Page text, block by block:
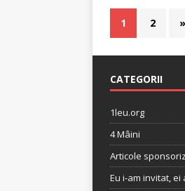
1 2 »
CATEGORII
1leu.org
4 Mâini
Articole
Eu i-am invitat, ei